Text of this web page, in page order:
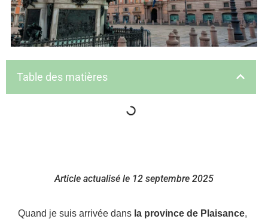
Table des matières
Article actualisé le 12 septembre 2025
Quand je suis arrivée dans la province de Plaisance,